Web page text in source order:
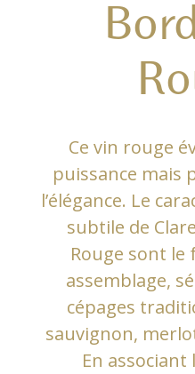
Ce vin rouge
puissance mais
l’élégance. Le
subtile de
Rouge sont le
assemblage,
cépages
sauvignon,
En